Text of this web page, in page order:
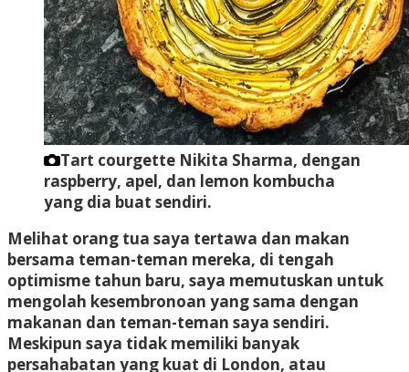
Tart courgette Nikita Sharma, dengan
raspberry, apel, dan lemon kombucha
yang dia buat sendiri.
Melihat orang tua saya tertawa dan makan
bersama teman-teman mereka, di tengah
optimisme tahun baru, saya memutuskan untuk
mengolah kesembronoan yang sama dengan
makanan dan teman-teman saya sendiri.
Meskipun saya tidak memiliki banyak
persahabatan yang kuat di London, atau